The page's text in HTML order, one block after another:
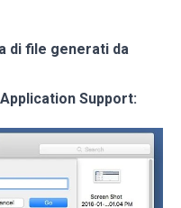
di file generati da
Support: